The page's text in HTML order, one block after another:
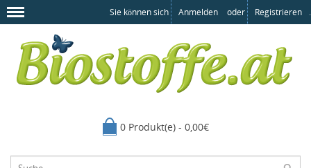
Sie können sich Anmelden oder Registrieren .
0 Produkt(e) - 0,00€